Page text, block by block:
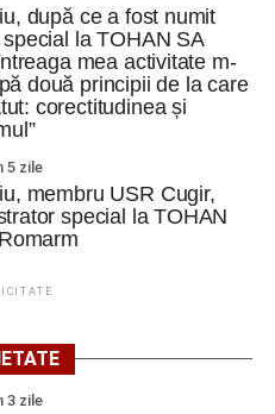
Twitter Email
după ce a fost numit
la TOHAN SA
mea activitate m-
două principii de la care
corectitudinea și
5 zile
membru USR Cugir,
special la TOHAN
3 zile